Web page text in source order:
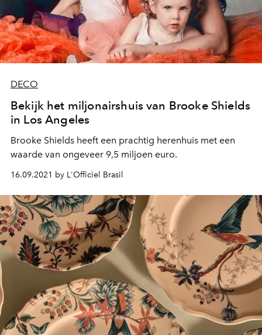
DECO
Bekijk het miljonairshuis van Brooke Shields
in Los Angeles
Brooke Shields heeft een prachtig herenhuis met een
waarde van ongeveer 9,5 miljoen euro.
16.09.2021 by L'Officiel Brasil